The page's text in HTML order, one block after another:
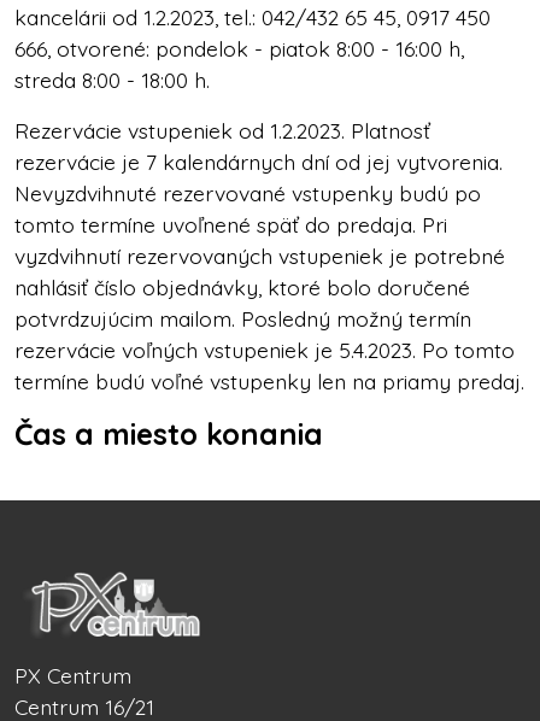
kancelárii od 1.2.2023, tel.: 042/432 65 45, 0917 450
666, otvorené: pondelok - piatok 8:00 - 16:00 h,
streda 8:00 - 18:00 h.
Rezervácie vstupeniek od 1.2.2023. Platnosť
rezervácie je 7 kalendárnych dní od jej vytvorenia.
Nevyzdvihnuté rezervované vstupenky budú po
tomto termíne uvoľnené späť do predaja. Pri
vyzdvihnutí rezervovaných vstupeniek je potrebné
nahlásiť číslo objednávky, ktoré bolo doručené
potvrdzujúcim mailom. Posledný možný termín
rezervácie voľných vstupeniek je 5.4.2023. Po tomto
termíne budú voľné vstupenky len na priamy predaj.
Čas a miesto konania
PX Centrum
Centrum 16/21